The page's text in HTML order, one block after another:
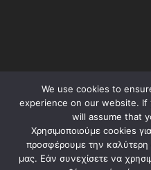
Όροι Χρήσης – Terms of Use
Πολιτική Απορρήτου – Privacy Policy
We use cookies to
experience on our website.
will assume that
Χρησιμοποιούμε cookies
προσφέρουμε την καλύτερη
μας. Εάν συνεχίσετε να